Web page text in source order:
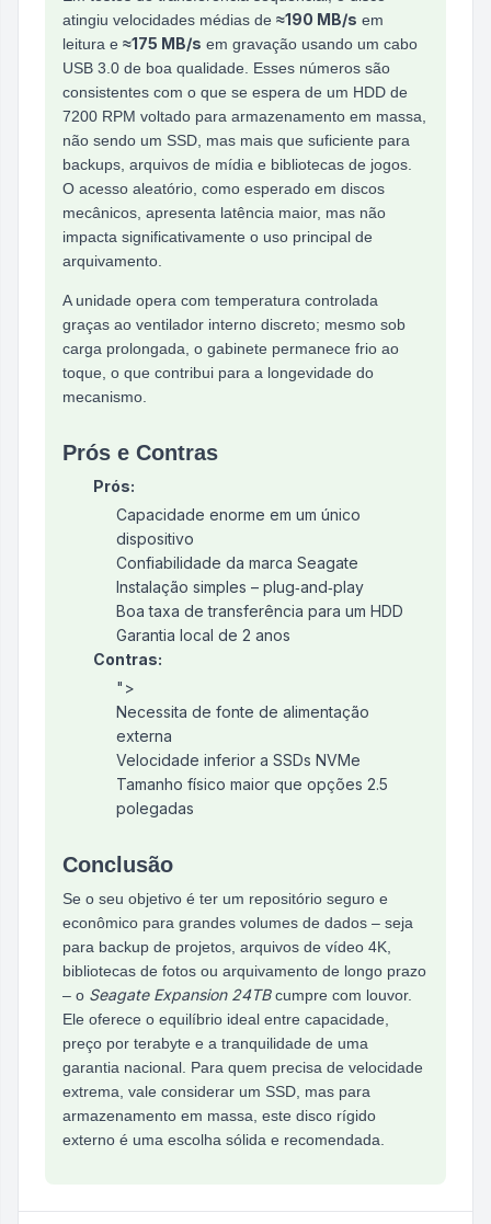
atingiu velocidades médias de ≈190 MB/s em
leitura e ≈175 MB/s em gravação usando um cabo
USB 3.0 de boa qualidade. Esses números são
consistentes com o que se espera de um HDD de
7200 RPM voltado para armazenamento em massa,
não sendo um SSD, mas mais que suficiente para
backups, arquivos de mídia e bibliotecas de jogos.
O acesso aleatório, como esperado em discos
mecânicos, apresenta latência maior, mas não
impacta significativamente o uso principal de
arquivamento.
A unidade opera com temperatura controlada
graças ao ventilador interno discreto; mesmo sob
carga prolongada, o gabinete permanece frio ao
toque, o que contribui para a longevidade do
mecanismo.
Prós e Contras
Prós:
Capacidade enorme em um único
dispositivo
Confiabilidade da marca Seagate
Instalação simples – plug‑and‑play
Boa taxa de transferência para um HDD
Garantia local de 2 anos
Contras:
">
Necessita de fonte de alimentação
externa
Velocidade inferior a SSDs NVMe
Tamanho físico maior que opções 2.5
polegadas
Conclusão
Se o seu objetivo é ter um repositório seguro e
econômico para grandes volumes de dados – seja
para backup de projetos, arquivos de vídeo 4K,
bibliotecas de fotos ou arquivamento de longo prazo
– o Seagate Expansion 24TBcumpre com louvor.
Ele oferece o equilíbrio ideal entre capacidade,
preço por terabyte e a tranquilidade de uma
garantia nacional. Para quem precisa de velocidade
extrema, vale considerar um SSD, mas para
armazenamento em massa, este disco rígido
externo é uma escolha sólida e recomendada.